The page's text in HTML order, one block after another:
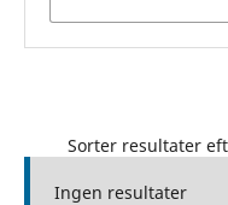
Sorter resultater
Ingen resultater